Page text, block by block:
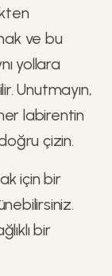
ve bu
yollara
Unutmayın,
labirentin
çizin.
için bir
bir